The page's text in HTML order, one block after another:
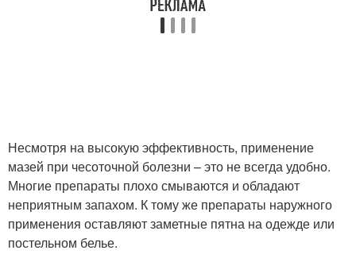
Несмотря на высокую эффективность, применение
мазей при чесоточной болезни – это не всегда удобно.
Многие препараты плохо смываются и обладают
неприятным запахом. К тому же препараты наружного
применения оставляют заметные пятна на одежде или
постельном белье.